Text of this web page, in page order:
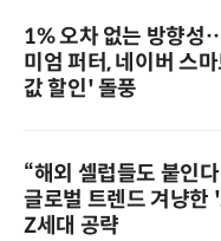
1% 오차 없는 방향성
미엄 퍼터, 네이버 스
값 할인' 돌풍
“해외 셀럽들도 붙인
글로벌 트렌드 겨냥한
Z세대 공략